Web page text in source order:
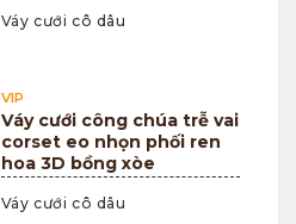
Váy cưới cô dâu
VIP
Váy cưới công chúa trễ vai
corset eo nhọn phối ren
hoa 3D bồng xòe
Váy cưới cô dâu